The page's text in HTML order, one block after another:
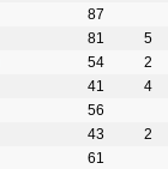
87
81
5
54
2
41
4
56
43
2
61